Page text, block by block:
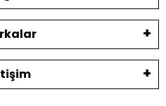
en hızlı şekilde
tipi temizlik